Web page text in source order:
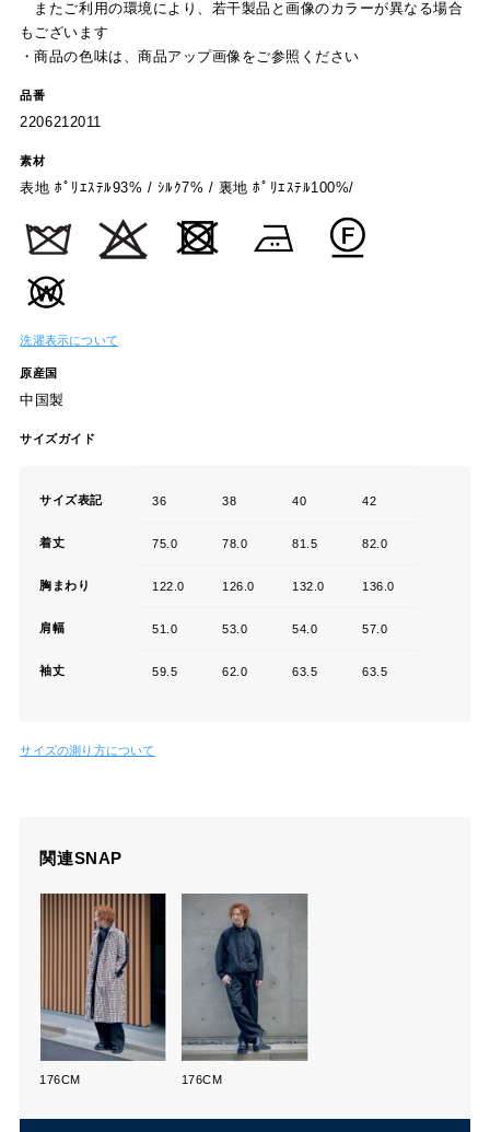
またご利用の環境により、若干製品と画像のカラーが異なる場合
もございます
・商品の色味は、商品アップ画像をご参照ください
品番
2206212011
素材
表地 ﾎﾟﾘｴｽﾃﾙ93% / ｼﾙｸ7% / 裏地 ﾎﾟﾘｴｽﾃﾙ100%/
洗濯表示について
原産国
中国製
サイズガイド
サイズ表記 36 38 40 42
着丈 75.0 78.0 81.5 82.0
胸まわり 122.0 126.0 132.0 136.0
肩幅 51.0 53.0 54.0 57.0
袖丈 59.5 62.0 63.5 63.5
サイズの測り方について
関連SNAP
176CM 176CM